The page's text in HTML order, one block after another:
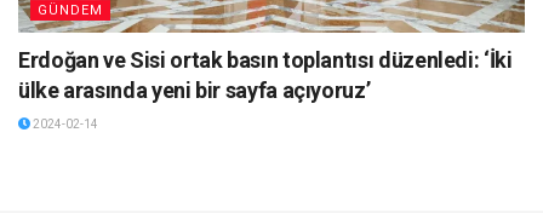
GÜNDEM
Erdoğan ve Sisi ortak basın toplantısı düzenledi: ‘İki
ülke arasında yeni bir sayfa açıyoruz’
2024-02-14